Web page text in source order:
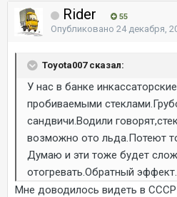
Rider 55
Опубликовано 24 декабря,
Toyota007 сказал:
У нас в банке
пробиваемыми
сандвичи.Водили
возможно ото льда.Потеют
Думаю и эти тоже будет
отогревать.Обратный эффект.
Мне доводилось видеть в